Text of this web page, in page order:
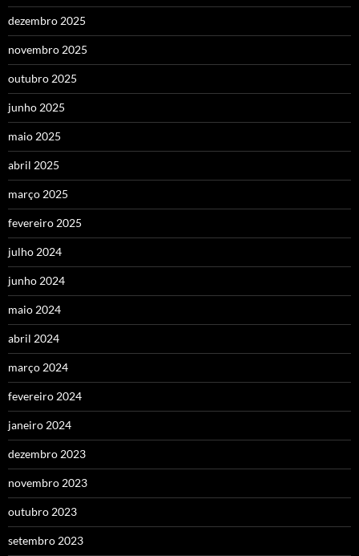
dezembro 2025
novembro 2025
outubro 2025
junho 2025
maio 2025
abril 2025
março 2025
fevereiro 2025
julho 2024
junho 2024
maio 2024
abril 2024
março 2024
fevereiro 2024
janeiro 2024
dezembro 2023
novembro 2023
outubro 2023
setembro 2023